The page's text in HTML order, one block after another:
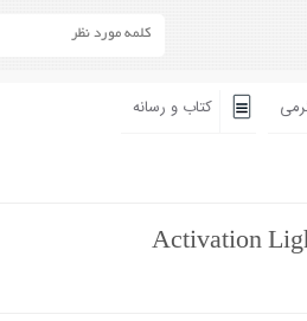
کتاب و رسانه